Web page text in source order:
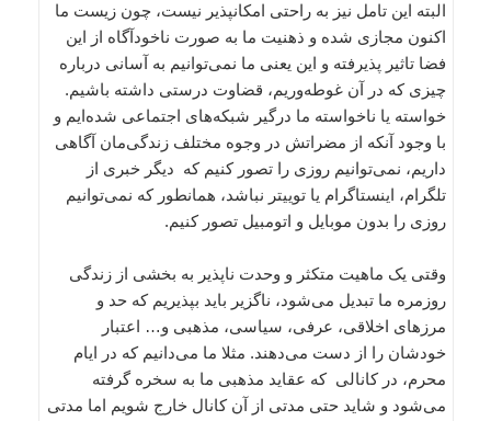
البته این تامل نیز به راحتی امکانپذیر نیست، چون زیست ما
اکنون مجازی شده و ذهنیت ما به صورت ناخودآگاه از این
فضا تاثیر پذیرفته و این یعنی ما نمی‌توانیم به آسانی درباره
چیزی که در آن غوطه‌وریم، قضاوت درستی داشته باشیم.
خواسته یا ناخواسته ما درگیر شبکه‌های اجتماعی شده‌ایم و
با وجود آنکه از مضراتش در وجوه مختلف زندگی‌مان آگاهی
داریم، نمی‌توانیم روزی را تصور کنیم که دیگر خبری از
تلگرام، اینستاگرام یا توییتر نباشد، همانطور که نمی‌توانیم
روزی را بدون موبایل و اتومبیل تصور کنیم.
وقتی یک ماهیت متکثر و وحدت ناپذیر به بخشی از زندگی
روزمره ما تبدیل می‌شود، ناگزیر باید بپذیریم که حد و
مرز‌های اخلاقی، عرفی، سیاسی، مذهبی و… اعتبار
خودشان را از دست می‌دهند. مثلا ما می‌دانیم که در ایام
محرم، در کانالی که عقاید مذهبی ما به سخره گرفته
می‌شود و شاید حتی مدتی از آن کانال خارج شویم اما مدتی